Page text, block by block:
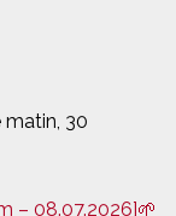
matin, 30